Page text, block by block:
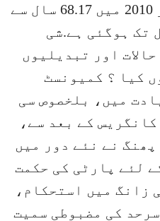
شی زانگ میں اوسط عمر 2010 میں 68.17 سال سے
اس وقت 72.5 سال تک ہوگئی ہے.شی
اور تبدیلیوں
کیا ؟ کمیونسٹ
میں، بلخصوص سی
قومی کانگریس کے بعد سے،
نے نئے دور میں
لئے پارٹی کی حکمت
زانگ میں استحکام،
کی مضبوطی سمیت